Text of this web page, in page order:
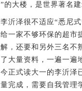
的大楼，是世界著名
泽很不适应“悉尼式
一家不够环保的超市
，还要和另外三名不
大量资料，一遍一遍
正式读大一的李沂
完成，需要自我管理